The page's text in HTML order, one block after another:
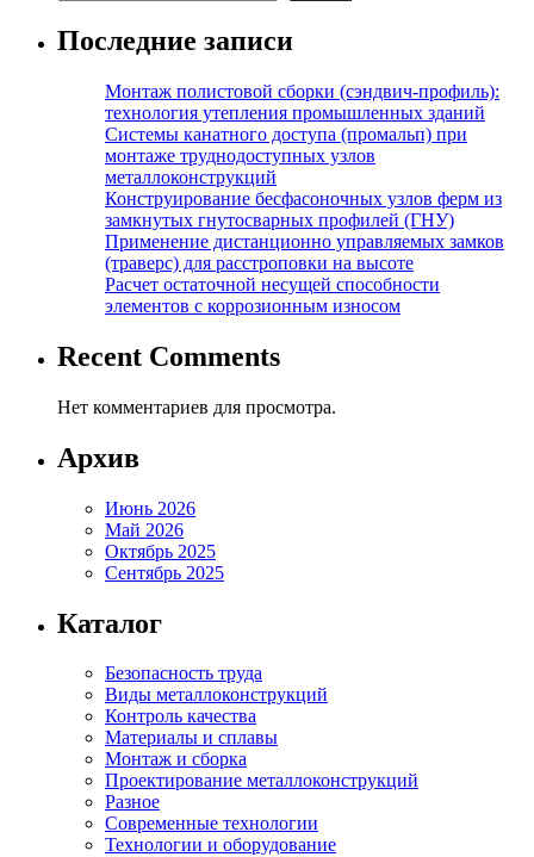
Последние записи
Монтаж полистовой сборки (сэндвич-профиль):
технология утепления промышленных зданий
Системы канатного доступа (промальп) при
монтаже труднодоступных узлов
металлоконструкций
Конструирование бесфасоночных узлов ферм из
замкнутых гнутосварных профилей (ГНУ)
Применение дистанционно управляемых замков
(траверс) для расстроповки на высоте
Расчет остаточной несущей способности
элементов с коррозионным износом
Recent Comments
Нет комментариев для просмотра.
Архив
Июнь 2026
Май 2026
Октябрь 2025
Сентябрь 2025
Каталог
Безопасность труда
Виды металлоконструкций
Контроль качества
Материалы и сплавы
Монтаж и сборка
Проектирование металлоконструкций
Разное
Современные технологии
Технологии и оборудование